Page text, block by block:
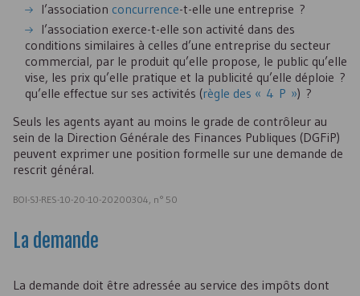
l’association concurrence-t-elle une entreprise ?
l’association exerce-t-elle son activité dans des
conditions similaires à celles d’une entreprise du secteur
commercial, par le produit qu’elle propose, le public qu’elle
vise, les prix qu’elle pratique et la publicité qu’elle déploie ?
qu’elle effectue sur ses activités (règle des « 4 P ») ?
Seuls les agents ayant au moins le grade de contrôleur au
sein de la Direction Générale des Finances Publiques (DGFiP)
peuvent exprimer une position formelle sur une demande de
rescrit général.
BOI-SJ-RES-10-20-10-20200304, n° 50
La demande
La demande doit être adressée au service des impôts dont